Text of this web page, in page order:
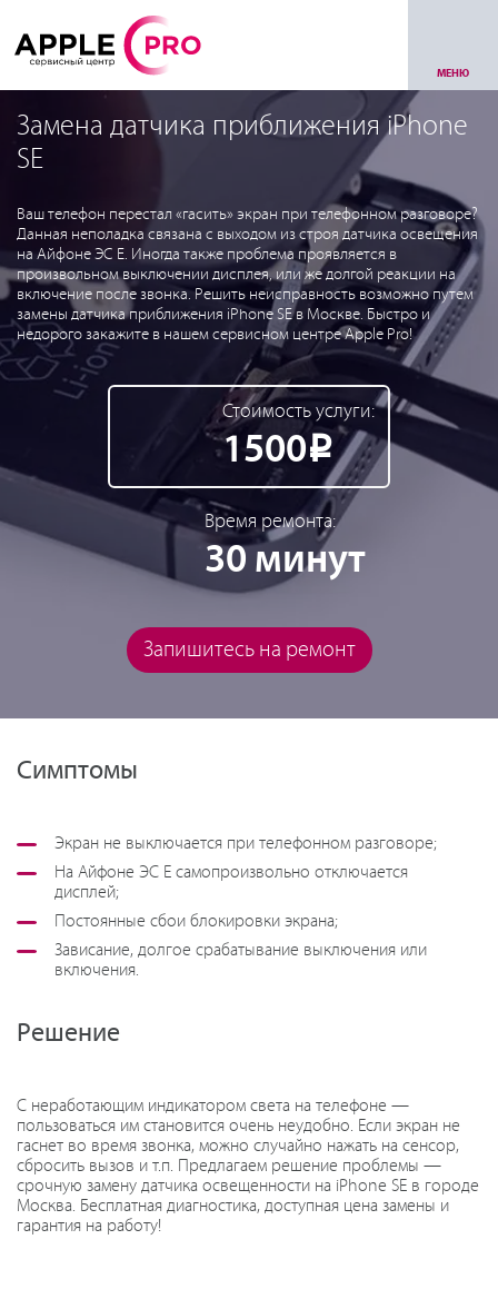
МЕНЮ
Замена датчика приближения iPhone
SE
Ваш телефон перестал «гасить» экран при телефонном разговоре?
Данная неполадка связана с выходом из строя датчика освещения
на Айфоне ЭС Е. Иногда также проблема проявляется в
произвольном выключении дисплея, или же долгой реакции на
включение после звонка. Решить неисправность возможно путем
замены датчика приближения iPhone SE в Москве. Быстро и
недорого закажите в нашем сервисном центре Apple Pro!
Стоимость услуги:
1500Р
Время ремонта:
30 минут
Запишитесь на ремонт
Симптомы
Экран не выключается при телефонном разговоре;
На Айфоне ЭС Е самопроизвольно отключается
дисплей;
Постоянные сбои блокировки экрана;
Зависание, долгое срабатывание выключения или
включения.
Решение
С неработающим индикатором света на телефоне —
пользоваться им становится очень неудобно. Если экран не
гаснет во время звонка, можно случайно нажать на сенсор,
сбросить вызов и т.п. Предлагаем решение проблемы —
срочную замену датчика освещенности на iPhone SE в городе
Москва. Бесплатная диагностика, доступная цена замены и
гарантия на работу!